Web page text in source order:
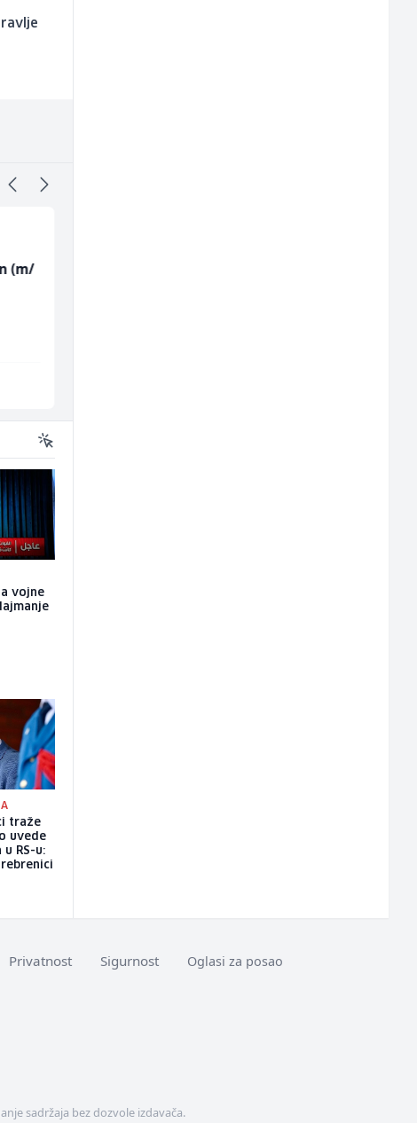
(m/
vojne
traže
uvede
RS-u:
Privatnost Sigurnost Oglasi za posao
sadržaja bez dozvole izdavača.